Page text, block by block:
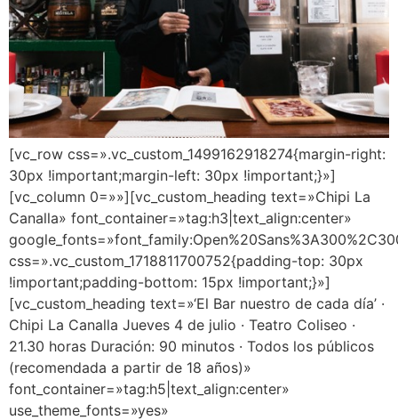
[vc_row css=».vc_custom_1499162918274{margin-right:
30px !important;margin-left: 30px !important;}»]
[vc_column 0=»»][vc_custom_heading text=»Chipi La
Canalla» font_container=»tag:h3|text_align:center»
css=».vc_custom_1718811700752{padding-top: 30px
!important;padding-bottom: 15px !important;}»]
[vc_custom_heading text=»‘El Bar nuestro de cada día’ ·
Chipi La Canalla Jueves 4 de julio · Teatro Coliseo ·
21.30 horas Duración: 90 minutos · Todos los públicos
(recomendada a partir de 18 años)»
font_container=»tag:h5|text_align:center»
use_theme_fonts=»yes»